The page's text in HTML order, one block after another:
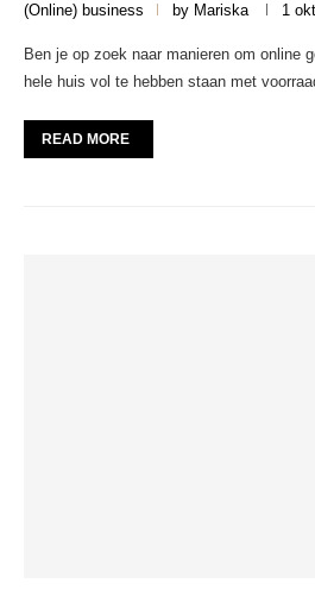
(Online) business by Mariska 1
Ben je op zoek naar manieren om online
hele huis vol te hebben staan met
READ MORE